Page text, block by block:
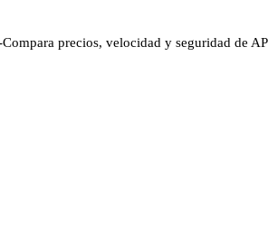
Compara precios, velocidad y seguridad de